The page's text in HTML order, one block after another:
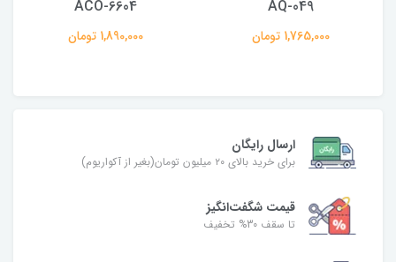
AQ-049
1,765,000 تومان
ACO-6604
1,890,000 تومان
ارسال رایگان
برای خرید بالای ۲۰ میلیون تومان(بغیر از آکواریوم)
قیمت شگفت‌انگیز
تا سقف 30% تخفیف